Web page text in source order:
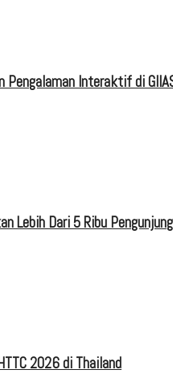
Pengalaman Interaktif di
Lebih Dari 5 Ribu Pengunjung
2026 di Thailand